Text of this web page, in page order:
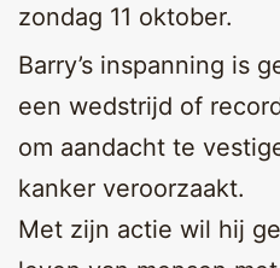
zondag 11 oktober.
Barry’s inspanning is
een wedstrijd of
om aandacht te
kanker veroorzaakt.
Met zijn actie wil hij